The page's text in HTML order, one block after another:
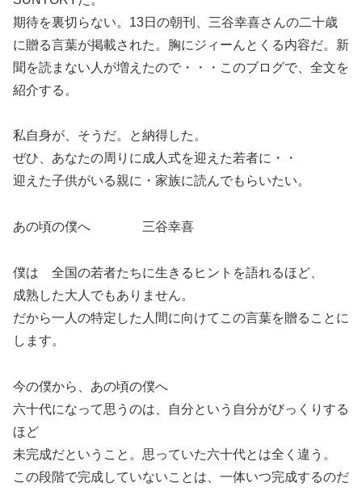
期待を裏切らない。13日の朝刊、三谷幸喜さんの二十歳
に贈る言葉が掲載された。胸にジィーんとくる内容だ。新
聞を読まない人が増えたので・・・このブログで、全文を
紹介する。
私自身が、そうだ。と納得した。
ぜひ、あなたの周りに成人式を迎えた若者に・・
迎えた子供がいる親に・家族に読んでもらいたい。
あの頃の僕へ 三谷幸喜
僕は 全国の若者たちに生きるヒントを語れるほど、
成熟した大人でもありません。
だから一人の特定した人間に向けてこの言葉を贈ることに
します。
今の僕から、あの頃の僕へ
六十代になって思うのは、自分という自分がびっくりする
ほど
未完成だということ。思っていた六十代とは全く違う。
この段階で完成していないことは、一体いつ完成するのだ